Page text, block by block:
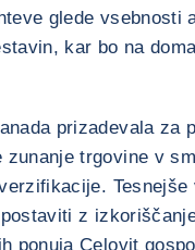
glede vsebnosti
kar bo na
prizadevala za
zunanje trgovine v
z
ponuja Celovit